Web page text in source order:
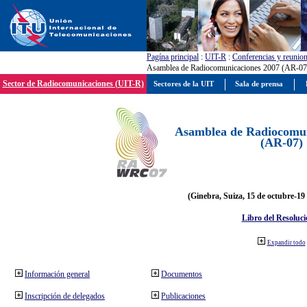
Pagína principal : UIT-R : Conferencias y
Asamblea de Radiocomunicaciones 2007 (AR-
Sector de Radiocomunicaciones (UIT-R)
Asamblea de
(AR-07)
(Ginebra, Suiza, 15 de octubre-19
Libro del
Expandir todo
Información general
Inscripción de delegados
Documentos
Publicaciones
Sectores de la UIT Sala de prensa